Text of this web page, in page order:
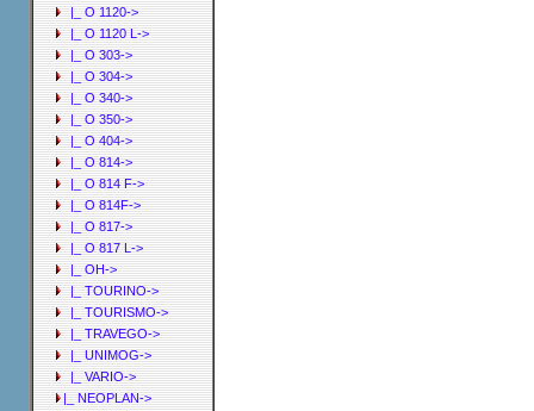
|_ O 1120->
|_ O 1120 L->
|_ O 303->
|_ O 304->
|_ O 340->
|_ O 350->
|_ O 404->
|_ O 814->
|_ O 814 F->
|_ O 814F->
|_ O 817->
|_ O 817 L->
|_ OH->
|_ TOURINO->
|_ TOURISMO->
|_ TRAVEGO->
|_ UNIMOG->
|_ VARIO->
|_ NEOPLAN->